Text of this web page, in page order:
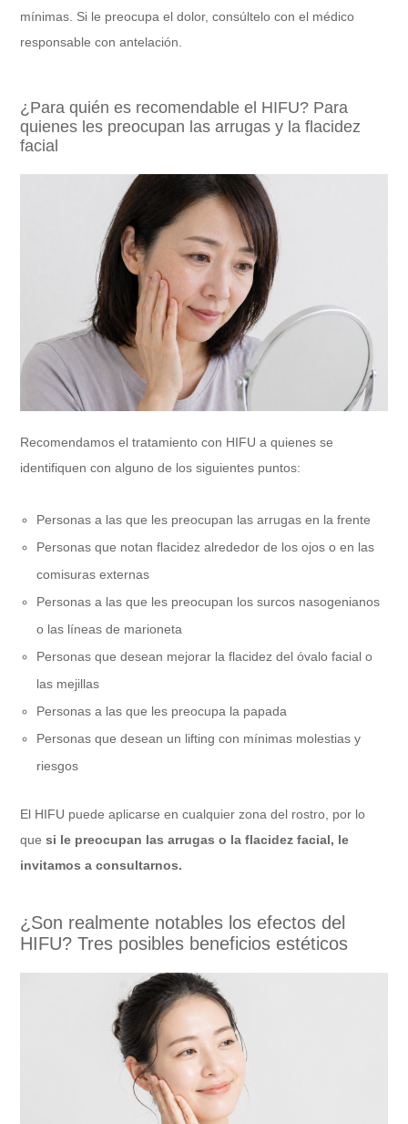
mínimas. Si le preocupa el dolor, consúltelo con el médico
responsable con antelación.
¿Para quién es recomendable el HIFU? Para
quienes les preocupan las arrugas y la flacidez
facial
Recomendamos el tratamiento con HIFU a quienes se
identifiquen con alguno de los siguientes puntos:
Personas a las que les preocupan las arrugas en la frente
Personas que notan flacidez alrededor de los ojos o en las
comisuras externas
Personas a las que les preocupan los surcos nasogenianos
o las líneas de marioneta
Personas que desean mejorar la flacidez del óvalo facial o
las mejillas
Personas a las que les preocupa la papada
Personas que desean un lifting con mínimas molestias y
riesgos
El HIFU puede aplicarse en cualquier zona del rostro, por lo
que si le preocupan las arrugas o la flacidez facial, le
invitamos a consultarnos.
¿Son realmente notables los efectos del
HIFU? Tres posibles beneficios estéticos